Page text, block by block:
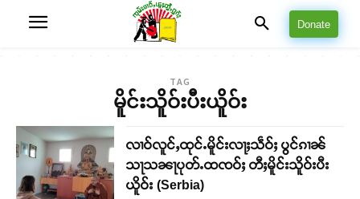
Donate
TAG
မိူင်းသိူဝ်းပီးယိူဝ်း
လၢဝ်လူင်ႇထုင်ႉမိူင်းလႃႈသဵဝ်ႈ ပွင်ၵၢၼ်
သႃသၼႃပုတ်ႉထၸဝ်ႈ တီႈမိူင်းသိူဝ်းပီး
ယိူဝ်း (Serbia)